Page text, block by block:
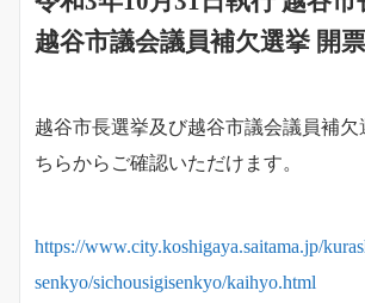
越谷市議会議員補欠選挙 開
越谷市長選挙及び越谷市議会議員補欠
ちらからご確認いただけます。
https://www.city.koshigaya.saitama.jp/
senkyo/sichousigisenkyo/kaihyo.html